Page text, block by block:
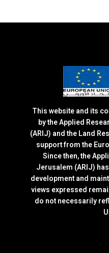
This website and its
by the Applied
(ARIJ) and the Land
support from the
Since then, the
Jerusalem (ARIJ)
development and
views expressed
do not necessarily